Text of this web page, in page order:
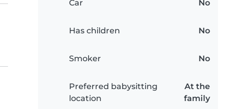
Car No
Has children No
Smoker No
Preferred babysitting
location
At the
family